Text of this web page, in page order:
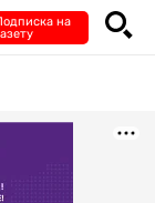
на